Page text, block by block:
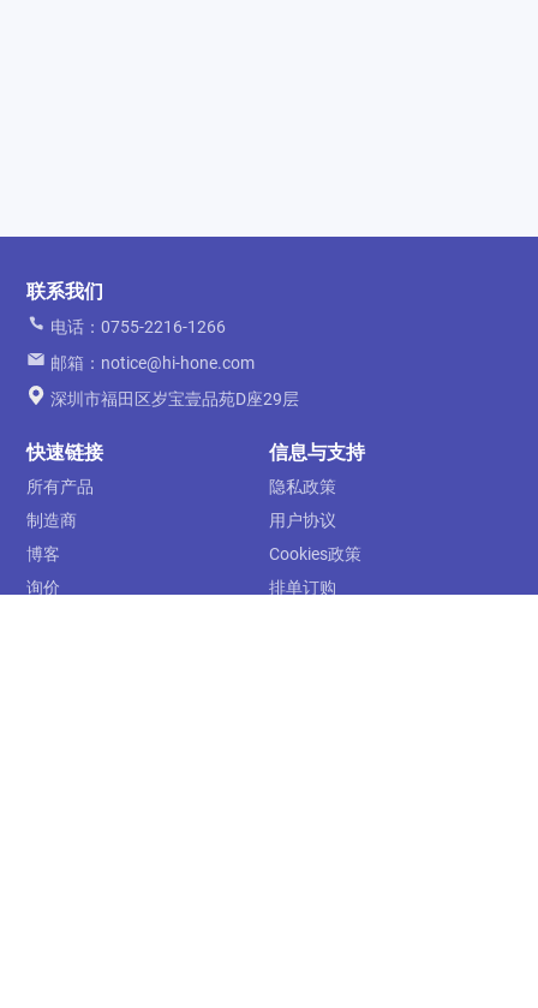
联系我们
电话：0755-2216-1266
邮箱：notice@hi-hone.com
深圳市福田区岁宝壹品苑D座29层
快速链接
所有产品
制造商
博客
询价
信息与支持
隐私政策
用户协议
Cookies政策
排单订购